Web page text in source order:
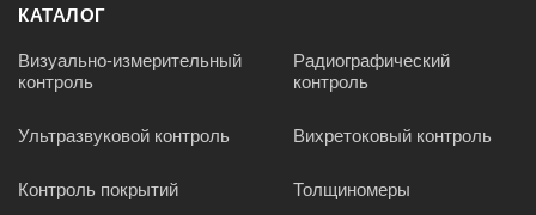
КАТАЛОГ
Визуально-измерительный
контроль
Радиографический
контроль
Ультразвуковой контроль Вихретоковый контроль
Контроль покрытий Толщиномеры